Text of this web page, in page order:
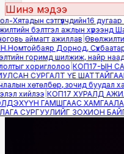
Шинэ мэдээ
сэтгүүлчдийн16 дугаар
бэлтгэл ажлын хүрээнд
аймагт ажиллав|
Дорнод, Сүхбаатар
горимд шилжиж, найр
хориглолоо|КОП17-ЫН
СУРГАЛТ ҮЕ
хөтөлбөр, зочид буудал
хийлээ|КОП17 ХУРАЛД
ГАМШГААС
СУРГУУЛИЙГ ЗОХИОН